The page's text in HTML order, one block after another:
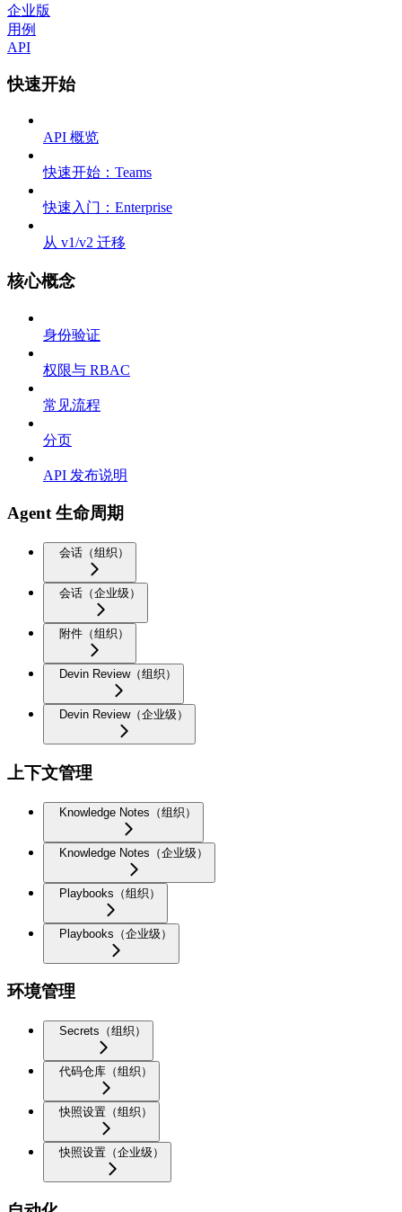
企业版
用例
API
快速开始
API 概览
快速开始：Teams
快速入门：Enterprise
从 v1/v2 迁移
核心概念
身份验证
权限与 RBAC
常见流程
分页
API 发布说明
Agent 生命周期
会话（组织）
会话（企业级）
附件（组织）
Devin Review（组织）
Devin Review（企业级）
上下文管理
Knowledge Notes（组织）
Knowledge Notes（企业级）
Playbooks（组织）
Playbooks（企业级）
环境管理
Secrets（组织）
代码仓库（组织）
快照设置（组织）
快照设置（企业级）